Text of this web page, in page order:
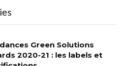
Green Solutions
2020-21 : les labels et